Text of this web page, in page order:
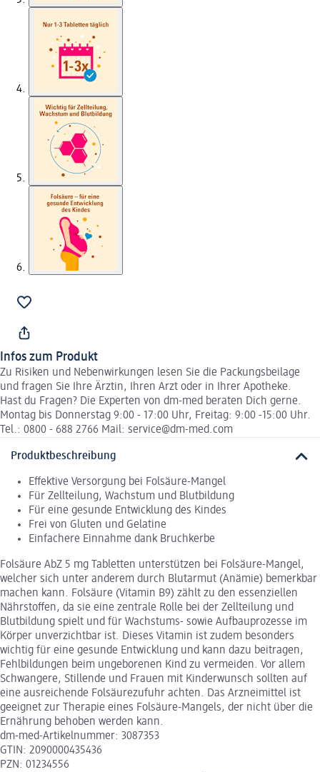
Infos zum Produkt
Zu Risiken und Nebenwirkungen lesen Sie die Packungsbeilage
und fragen Sie Ihre Ärztin, Ihren Arzt oder in Ihrer Apotheke.
Hast du Fragen? Die Experten von dm-med beraten Dich gerne.
Montag bis Donnerstag 9:00 - 17:00 Uhr, Freitag: 9:00 -15:00 Uhr.
Tel.: 0800 - 688 2766 Mail: service@dm-med.com
Produktbeschreibung
Effektive Versorgung bei Folsäure-Mangel
Für Zellteilung, Wachstum und Blutbildung
Für eine gesunde Entwicklung des Kindes
Frei von Gluten und Gelatine
Einfachere Einnahme dank Bruchkerbe
Folsäure AbZ 5 mg Tabletten unterstützen bei Folsäure-Mangel,
welcher sich unter anderem durch Blutarmut (Anämie) bemerkbar
machen kann. Folsäure (Vitamin B9) zählt zu den essenziellen
Nährstoffen, da sie eine zentrale Rolle bei der Zellteilung und
Blutbildung spielt und für Wachstums- sowie Aufbauprozesse im
Körper unverzichtbar ist. Dieses Vitamin ist zudem besonders
wichtig für eine gesunde Entwicklung und kann dazu beitragen,
Fehlbildungen beim ungeborenen Kind zu vermeiden. Vor allem
Schwangere, Stillende und Frauen mit Kinderwunsch sollten auf
eine ausreichende Folsäurezufuhr achten. Das Arzneimittel ist
geeignet zur Therapie eines Folsäure-Mangels, der nicht über die
Ernährung behoben werden kann.
dm-med-Artikelnummer: 3087353
GTIN: 2090000435436
PZN: 01234556